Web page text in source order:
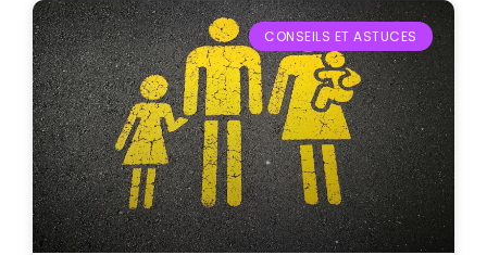
CONSEILS ET ASTUCES